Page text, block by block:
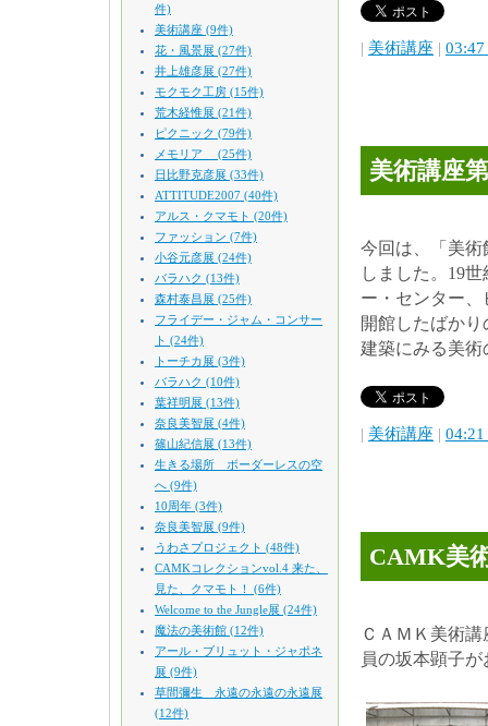
件)
美術講座 (9件)
花・風景展 (27件)
井上雄彦展 (27件)
モクモク工房 (15件)
荒木経惟展 (21件)
ピクニック (79件)
メモリア (25件)
日比野克彦展 (33件)
ATTITUDE2007 (40件)
アルス・クマモト (20件)
ファッション (7件)
小谷元彦展 (24件)
バラハク (13件)
森村泰昌展 (25件)
フライデー・ジャム・コンサー
ト (24件)
トーチカ展 (3件)
バラハク (10件)
葉祥明展 (13件)
奈良美智展 (4件)
篠山紀信展 (13件)
生きる場所 ボーダーレスの空
へ (9件)
10周年 (3件)
奈良美智展 (9件)
うわさプロジェクト (48件)
CAMKコレクションvol.4 来た、
見た、クマモト！ (6件)
Welcome to the Jungle展 (24件)
魔法の美術館 (12件)
アール・ブリュット・ジャポネ
展 (9件)
草間彌生 永遠の永遠の永遠展
(12件)
| 美術講座 | 03:47
美術講座
今回は、「美
しました。19
ー・センター
開館したばか
建築にみる美
| 美術講座 | 04:21
CAMK美
ＣＡＭＫ美術
員の坂本顕子